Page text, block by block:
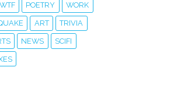
WTF POETRY WORK
ART TRIVIA
NEWS SCIFI